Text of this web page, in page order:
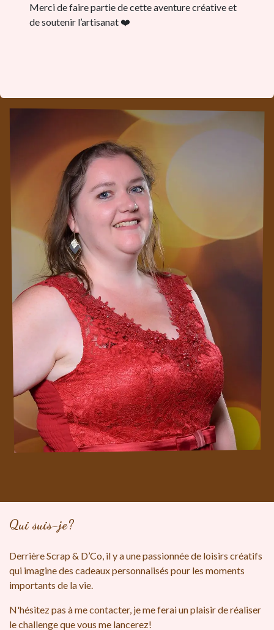
Merci de faire partie de cette aventure créative et
de soutenir l’artisanat ❤️
Qui suis-je?
Derrière Scrap & D’Co, il y a une passion​née de loisirs créatifs
qui imagine des cadeaux personnalisés pour les moments
importants de la vie. ​
N'hésitez pas à me contacter, je me ferai un plaisir de réaliser
le challenge que vous me lancerez!